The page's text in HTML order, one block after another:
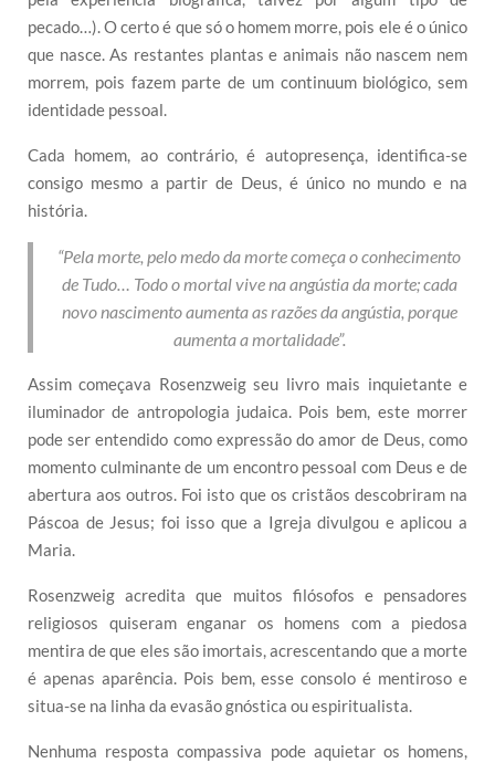
pecado…). O certo é que só o homem morre, pois ele é o único
que nasce. As restantes plantas e animais não nascem nem
morrem, pois fazem parte de um continuum biológico, sem
identidade pessoal.
Cada homem, ao contrário, é autopresença, identifica-se
consigo mesmo a partir de Deus, é único no mundo e na
história.
“Pela morte, pelo medo da morte começa o conhecimento
de Tudo… Todo o mortal vive na angústia da morte; cada
novo nascimento aumenta as razões da angústia, porque
aumenta a mortalidade”.
Assim começava Rosenzweig seu livro mais inquietante e
iluminador de antropologia judaica. Pois bem, este morrer
pode ser entendido como expressão do amor de Deus, como
momento culminante de um encontro pessoal com Deus e de
abertura aos outros. Foi isto que os cristãos descobriram na
Páscoa de Jesus; foi isso que a Igreja divulgou e aplicou a
Maria.
Rosenzweig acredita que muitos filósofos e pensadores
religiosos quiseram enganar os homens com a piedosa
mentira de que eles são imortais, acrescentando que a morte
é apenas aparência. Pois bem, esse consolo é mentiroso e
situa-se na linha da evasão gnóstica ou espiritualista.
Nenhuma resposta compassiva pode aquietar os homens,